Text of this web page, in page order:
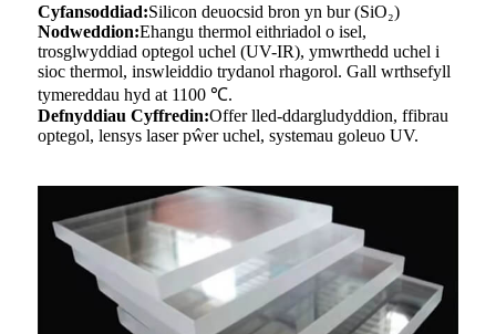
Cyfansoddiad:Silicon deuocsid bron yn bur (SiO₂)
Nodweddion:Ehangu thermol eithriadol o isel,
trosglwyddiad optegol uchel (UV-IR), ymwrthedd uchel i
sioc thermol, inswleiddio trydanol rhagorol. Gall wrthsefyll
tymereddau hyd at 1100 ℃.
Defnyddiau Cyffredin:Offer lled-ddargludyddion, ffibrau
optegol, lensys laser pŵer uchel, systemau goleuo UV.